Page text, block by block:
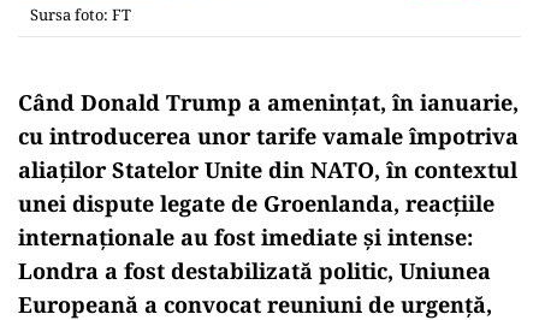
Sursa foto: FT
Când Donald Trump a amenințat, în ianuarie,
cu introducerea unor tarife vamale împotriva
aliaților Statelor Unite din NATO, în contextul
unei dispute legate de Groenlanda, reacțiile
internaționale au fost imediate și intense:
Londra a fost destabilizată politic, Uniunea
Europeană a convocat reuniuni de urgență,